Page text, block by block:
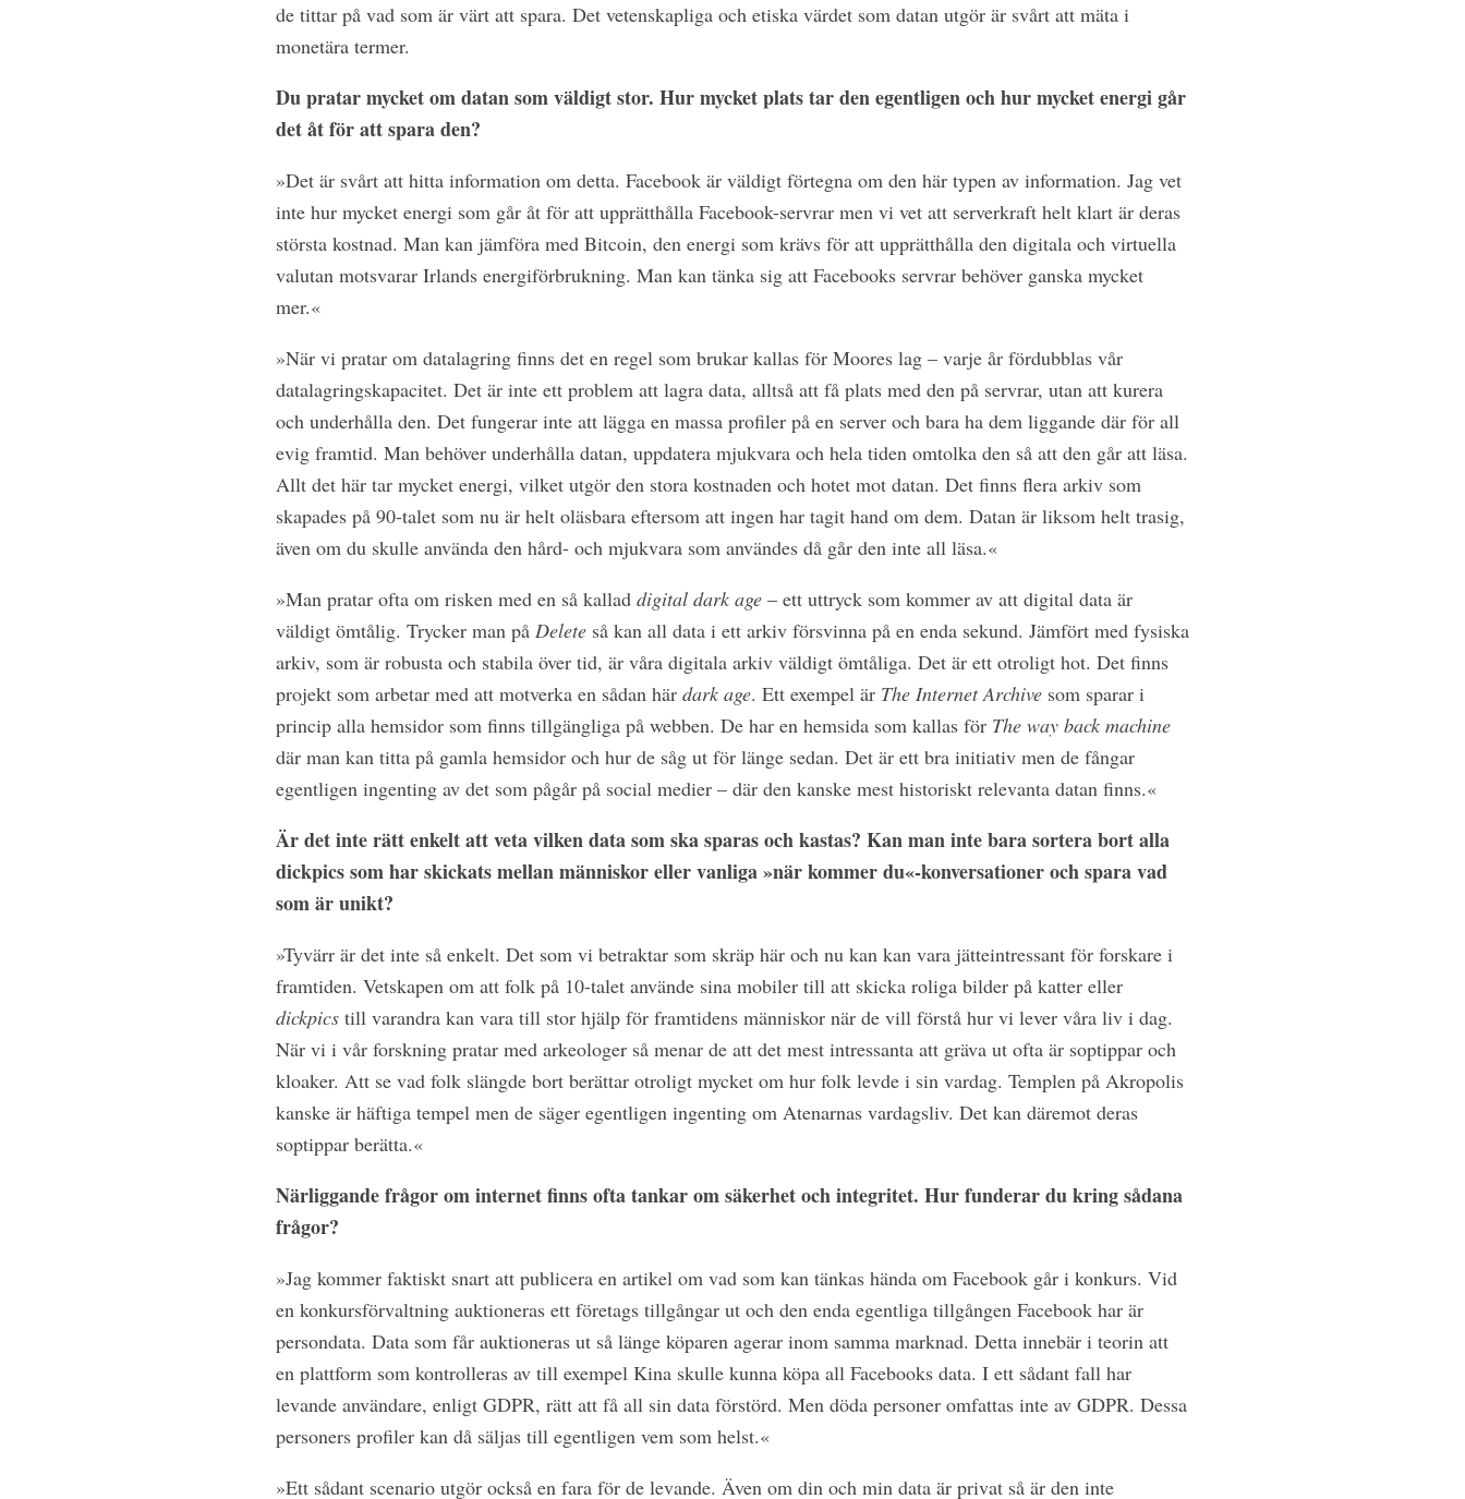
de tittar på vad som är värt att spara. Det vetenskapliga och etiska värdet som datan utgör är svårt att mäta i
monetära termer.
Du pratar mycket om datan som väldigt stor. Hur mycket plats tar den egentligen och hur mycket energi går
det åt för att spara den?
»Det är svårt att hitta information om detta. Facebook är väldigt förtegna om den här typen av information. Jag vet
inte hur mycket energi som går åt för att upprätthålla Facebook-servrar men vi vet att serverkraft helt klart är deras
största kostnad. Man kan jämföra med Bitcoin, den energi som krävs för att upprätthålla den digitala och virtuella
valutan motsvarar Irlands energiförbrukning. Man kan tänka sig att Facebooks servrar behöver ganska mycket
mer.«
»När vi pratar om datalagring finns det en regel som brukar kallas för Moores lag – varje år fördubblas vår
datalagringskapacitet. Det är inte ett problem att lagra data, alltså att få plats med den på servrar, utan att kurera
och underhålla den. Det fungerar inte att lägga en massa profiler på en server och bara ha dem liggande där för all
evig framtid. Man behöver underhålla datan, uppdatera mjukvara och hela tiden omtolka den så att den går att läsa.
Allt det här tar mycket energi, vilket utgör den stora kostnaden och hotet mot datan. Det finns flera arkiv som
skapades på 90-talet som nu är helt oläsbara eftersom att ingen har tagit hand om dem. Datan är liksom helt trasig,
även om du skulle använda den hård- och mjukvara som användes då går den inte all läsa.«
»Man pratar ofta om risken med en så kallad digital dark age– ett uttryck som kommer av att digital data är
väldigt ömtålig. Trycker man på Deleteså kan all data i ett arkiv försvinna på en enda sekund. Jämfört med fysiska
arkiv, som är robusta och stabila över tid, är våra digitala arkiv väldigt ömtåliga. Det är ett otroligt hot. Det finns
projekt som arbetar med att motverka en sådan här dark age. Ett exempel är The Internet Archive som sparar i
princip alla hemsidor som finns tillgängliga på webben. De har en hemsida som kallas för The way back machine
där man kan titta på gamla hemsidor och hur de såg ut för länge sedan. Det är ett bra initiativ men de fångar
egentligen ingenting av det som pågår på social medier – där den kanske mest historiskt relevanta datan finns.«
Är det inte rätt enkelt att veta vilken data som ska sparas och kastas? Kan man inte bara sortera bort alla
dickpics som har skickats mellan människor eller vanliga »när kommer du«-konversationer och spara vad
som är unikt?
»Tyvärr är det inte så enkelt. Det som vi betraktar som skräp här och nu kan kan vara jätteintressant för forskare i
framtiden. Vetskapen om att folk på 10-talet använde sina mobiler till att skicka roliga bilder på katter eller
dickpicstill varandra kan vara till stor hjälp för framtidens människor när de vill förstå hur vi lever våra liv i dag.
När vi i vår forskning pratar med arkeologer så menar de att det mest intressanta att gräva ut ofta är soptippar och
kloaker. Att se vad folk slängde bort berättar otroligt mycket om hur folk levde i sin vardag. Templen på Akropolis
kanske är häftiga tempel men de säger egentligen ingenting om Atenarnas vardagsliv. Det kan däremot deras
soptippar berätta.«
Närliggande frågor om internet finns ofta tankar om säkerhet och integritet. Hur funderar du kring sådana
frågor?
»Jag kommer faktiskt snart att publicera en artikel om vad som kan tänkas hända om Facebook går i konkurs. Vid
en konkursförvaltning auktioneras ett företags tillgångar ut och den enda egentliga tillgången Facebook har är
persondata. Data som får auktioneras ut så länge köparen agerar inom samma marknad. Detta innebär i teorin att
en plattform som kontrolleras av till exempel Kina skulle kunna köpa all Facebooks data. I ett sådant fall har
levande användare, enligt GDPR, rätt att få all sin data förstörd. Men döda personer omfattas inte av GDPR. Dessa
personers profiler kan då säljas till egentligen vem som helst.«
»Ett sådant scenario utgör också en fara för de levande. Även om din och min data är privat så är den inte